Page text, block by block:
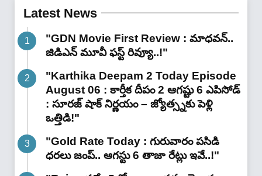
Latest News
"GDN Movie First Review : మాధవన్..
జిడిఎన్ మూవీ ఫ‌స్ట్ రివ్యూ..!"
"Karthika Deepam 2 Today Episode
August 06 : కార్తీక దీపం 2 ఆగష్టు 6 ఎపిసోడ్
: సూరజ్ షాక్ నిర్ణయం – జ్యోత్స్నకు పెళ్లి
ఒత్తిడి!"
"Gold Rate Today : గురువారం పసిడి
ధరలు జంప్.. ఆగస్టు 6 తాజా రేట్లు ఇవే..!"